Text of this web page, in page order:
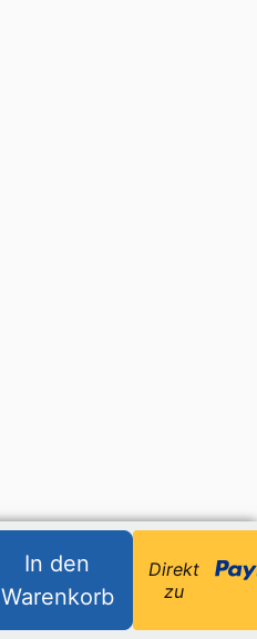
In den
Warenkorb
Direkt
zu